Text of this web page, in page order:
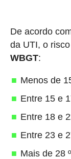
De acordo
da UTI, o
WBGT:
Menos de
Entre 15 e
Entre 18 e
Entre 23 e
Mais de 28